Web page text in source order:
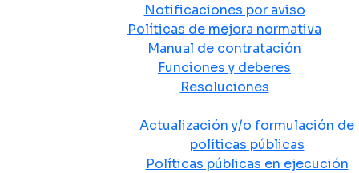
Notificaciones por aviso
Políticas de mejora normativa
Manual de contratación
Funciones y deberes
Resoluciones
Actualización y/o formulación de
políticas públicas
Políticas públicas en ejecución